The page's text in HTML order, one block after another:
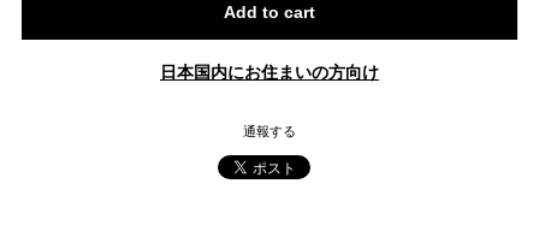
Add to cart
日本国内にお住まいの方向け
通報する